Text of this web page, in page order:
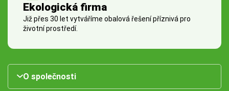
Ekologická firma
Již přes 30 let vytváříme obalová řešení příznivá pro
životní prostředí.
O společnosti